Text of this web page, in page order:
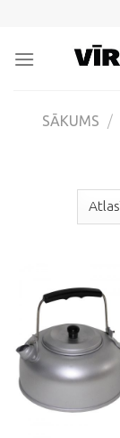
content
SĀKUMS /